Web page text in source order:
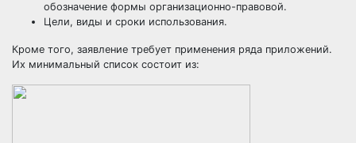
обозначение формы организационно-правовой.
Цели, виды и сроки использования.
Кроме того, заявление требует применения ряда приложений.
Их минимальный список состоит из: